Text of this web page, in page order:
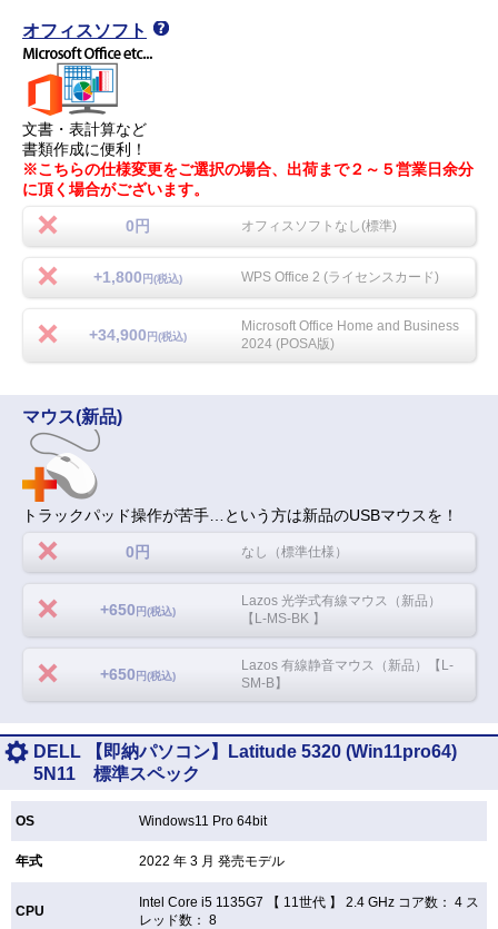
オフィスソフト
文書・表計算など
書類作成に便利！
※こちらの仕様変更をご選択の場合、出荷まで２～５営業日余分
に頂く場合がございます。
0円 オフィスソフトなし(標準)
+1,800 円(税込) WPS Office 2 (ライセンスカード)
+34,900 円(税込)
Microsoft Office Home and Business
2024 (POSA版)
マウス(新品)
トラックパッド操作が苦手…という方は新品のUSBマウスを！
0円 なし（標準仕様）
+650 円(税込)
Lazos 光学式有線マウス（新品）
【L-MS-BK 】
+650 円(税込)
Lazos 有線静音マウス（新品）【L-
SM-B】
DELL 【即納パソコン】Latitude 5320 (Win11pro64)
5N11 標準スペック
OS Windows11 Pro 64bit
年式 2022 年 3 月 発売モデル
CPU
Intel Core i5 1135G7 【 11世代 】 2.4 GHz コア数： 4 ス
レッド数： 8